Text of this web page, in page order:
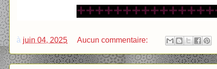
à juin 04, 2025 Aucun commentaire: